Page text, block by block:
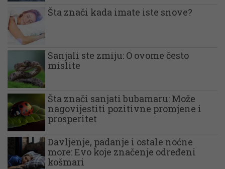
Šta znači kada imate iste snove?
Sanjali ste zmiju: O ovome često
mislite
Šta znači sanjati bubamaru: Može
nagovijestiti pozitivne promjene i
prosperitet
Davljenje, padanje i ostale noćne
more: Evo koje značenje određeni
košmari